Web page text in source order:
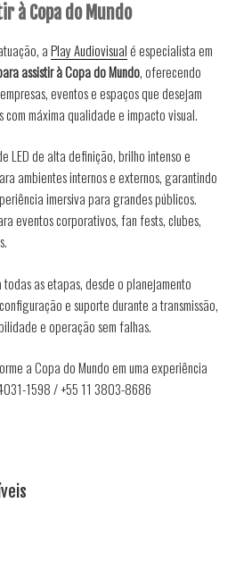
à Copa do Mundo
aPlay Audiovisualé especialista em
assistir à Copa do Mundo, oferecendo
eventos e espaços que desejam
com máxima qualidade e impacto visual.
LED de alta definição, brilho intenso e
ambientes internos e externos, garantindo
imersiva para grandes públicos.
eventos corporativos, fan fests, clubes,
as etapas, desde o planejamento
e suporte durante a transmissão,
e operação sem falhas.
a Copa do Mundo em uma experiência
1598 / +55 11 3803-8686